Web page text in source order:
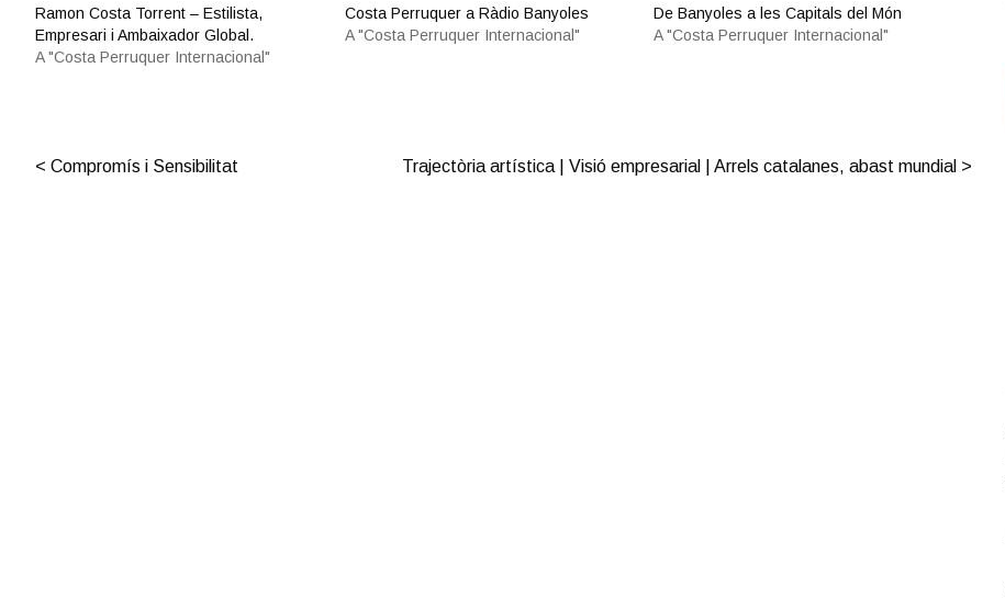
Ramon Costa Torrent – Estilista,
Empresari i Ambaixador Global.
A "Costa Perruquer Internacional"
Costa Perruquer a Ràdio Banyoles
A "Costa Perruquer Internacional"
De Banyoles a les Capitals del Món
A "Costa Perruquer Internacional"
Post navigation
Compromís i Sensibilitat Trajectòria artística | Visió empresarial | Arrels catalanes, abast mundial